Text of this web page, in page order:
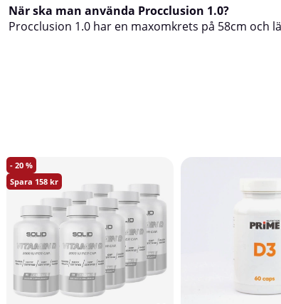
När ska man använda Procclusion 1.0?
Procclusion 1.0 har en maxomkrets på 58cm och
20
158